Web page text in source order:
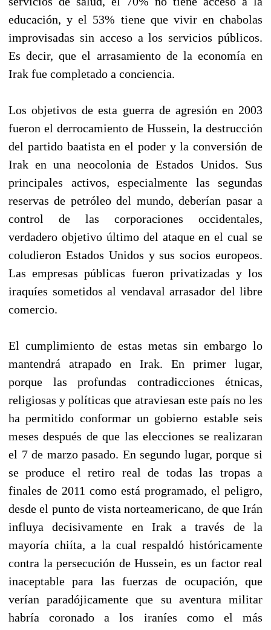
educación, y el 53% tiene que vivir en chabolas
improvisadas sin acceso a los servicios públicos.
Es decir, que el arrasamiento de la economía en
Irak fue completado a conciencia.
Los objetivos de esta guerra de agresión en 2003
fueron el derrocamiento de Hussein, la destrucción
del partido baatista en el poder y la conversión de
Irak en una neocolonia de Estados Unidos. Sus
principales activos, especialmente las segundas
reservas de petróleo del mundo, deberían pasar a
control de las corporaciones occidentales,
verdadero objetivo último del ataque en el cual se
coludieron Estados Unidos y sus socios europeos.
Las empresas públicas fueron privatizadas y los
iraquíes sometidos al vendaval arrasador del libre
comercio.
El cumplimiento de estas metas sin embargo lo
mantendrá atrapado en Irak. En primer lugar,
porque las profundas contradicciones étnicas,
religiosas y políticas que atraviesan este país no les
ha permitido conformar un gobierno estable seis
meses después de que las elecciones se realizaran
el 7 de marzo pasado. En segundo lugar, porque si
se produce el retiro real de todas las tropas a
finales de 2011 como está programado, el peligro,
desde el punto de vista norteamericano, de que Irán
influya decisivamente en Irak a través de la
mayoría chiíta, a la cual respaldó históricamente
contra la persecución de Hussein, es un factor real
inaceptable para las fuerzas de ocupación, que
verían paradójicamente que su aventura militar
habría coronado a los iraníes como el más